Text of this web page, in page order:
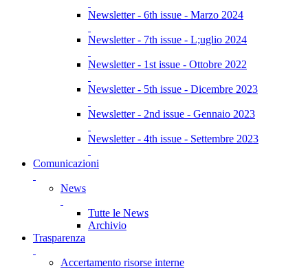
Newsletter - 6th issue - Marzo 2024
Newsletter - 7th issue - L;uglio 2024
Newsletter - 1st issue - Ottobre 2022
Newsletter - 5th issue - Dicembre 2023
Newsletter - 2nd issue - Gennaio 2023
Newsletter - 4th issue - Settembre 2023
Comunicazioni
News
Tutte le News
Archivio
Trasparenza
Accertamento risorse interne